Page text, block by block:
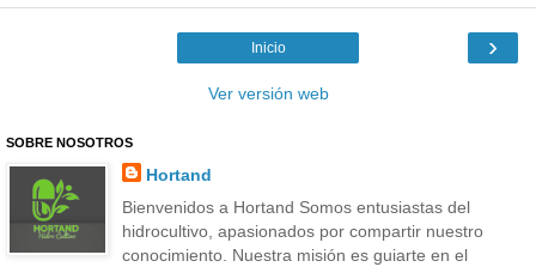
›
Inicio
Ver versión web
SOBRE NOSOTROS
Hortand
Bienvenidos a Hortand Somos entusiastas del
hidrocultivo, apasionados por compartir nuestro
conocimiento. Nuestra misión es guiarte en el